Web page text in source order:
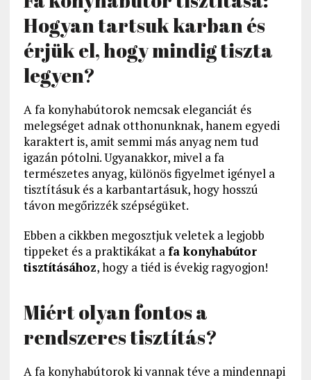
Hogyan tartsuk karban és
érjük el, hogy mindig tiszta
legyen?
A fa konyhabútorok nemcsak eleganciát és
melegséget adnak otthonunknak, hanem egyedi
karaktert is, amit semmi más anyag nem tud
igazán pótolni. Ugyanakkor, mivel a fa
természetes anyag, különös figyelmet igényel a
tisztításuk és a karbantartásuk, hogy hosszú
távon megőrizzék szépségüket.
Ebben a cikkben megosztjuk veletek a legjobb
tippeket és a praktikákat afa konyhabútor
tisztításához, hogy a tiéd is évekig ragyogjon!
Miért olyan fontos a
rendszeres tisztítás?
A fa konyhabútorok ki vannak téve a mindennapi